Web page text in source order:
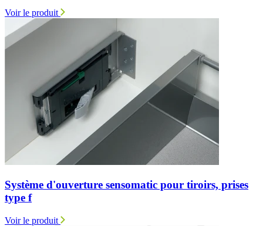
Voir le produit
Système d'ouverture sensomatic pour tiroirs, prises
type f
Voir le produit